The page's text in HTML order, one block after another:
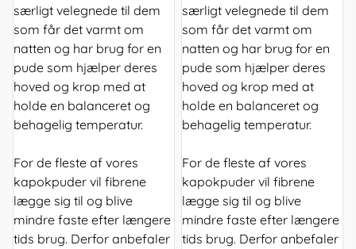
særligt velegnede til dem
som får det varmt om
natten og har brug for en
pude som hjælper deres
hoved og krop med at
holde en balanceret og
behagelig temperatur.
For de fleste af vores
kapokpuder vil fibrene
lægge sig til og blive
mindre faste efter længere
tids brug. Derfor anbefaler
særligt velegnede til dem
som får det varmt om
natten og har brug for en
pude som hjælper deres
hoved og krop med at
holde en balanceret og
behagelig temperatur.
For de fleste af vores
kapokpuder vil fibrene
lægge sig til og blive
mindre faste efter længere
tids brug. Derfor anbefaler